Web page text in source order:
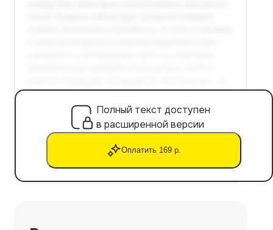
Полный текст доступен
в расширенной версии
Оплатить 169 р.